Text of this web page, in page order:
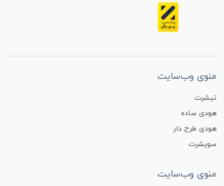
منوی وب‌سایت
تیشرت
هودی ساده
هودی طرح دار
سویشرت
منوی وب‌سایت